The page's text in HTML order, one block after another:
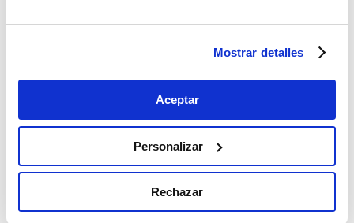
Mostrar detalles
Aceptar
Personalizar
Rechazar
En el caso de Carolina del Sur, que cuenta
con la cuarta mayor red de autopistas
estatales del país y la sexta mayor red de
carreteras públicas, solo uno de cada
cinco trazados está en buen estado, según
sus propios criterios, y aproximadamente